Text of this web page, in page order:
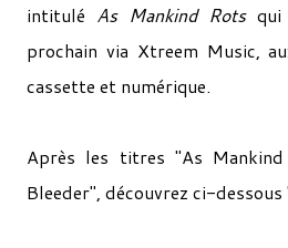
intitulé As Mankind Rotsqui
prochain via Xtreem Music,
cassette et numérique.
Après les titres "As
Bleeder", découvrez ci-dessous